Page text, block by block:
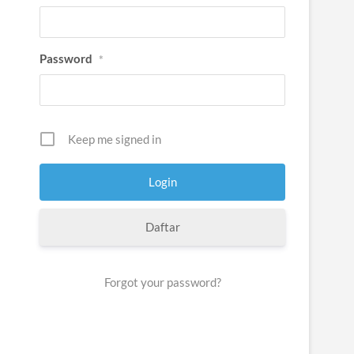
Password *
Keep me signed in
Daftar
Forgot your password?